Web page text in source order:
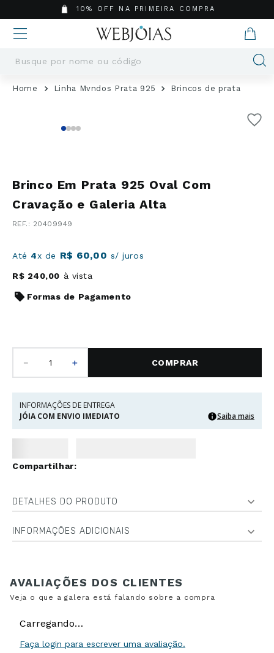
10% OFF NA PRIMEIRA COMPRA
Busque por nome ou código
Linha Mvndos Prata 925 Brincos de prata
Brinco Em Prata 925 Oval Com
Cravação e Galeria Alta
: 20409949
Até 4x de R$ 60,00 s/ juros
R$ 240,00 à vista
Formas de Pagamento
＋
－ COMPRAR
INFORMAÇÕES DE ENTREGA
JÓIA COM ENVIO IMEDIATO
Saiba mais
DETALHES DO PRODUTO
INFORMAÇÕES ADICIONAIS
Carregando…
Faça login para escrever uma avaliação.
Termos mais buscados
6º
Argola
7º
Casamento
8º
Pingente
10 º Moissanite